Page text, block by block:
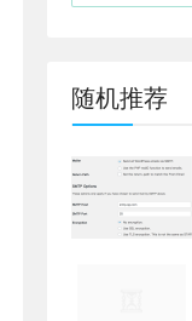
随机推荐